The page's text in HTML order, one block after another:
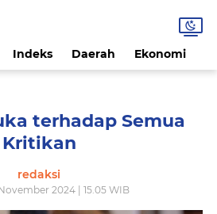
Indeks Daerah Ekonomi
terhadap Semua
Kritikan
redaksi
2024 | 15.05 WIB